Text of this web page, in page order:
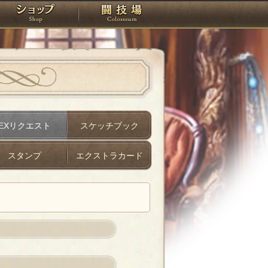
タジオ ショップ 闘技場
リクエスト スケッチブック
スタンプ エクストラカード